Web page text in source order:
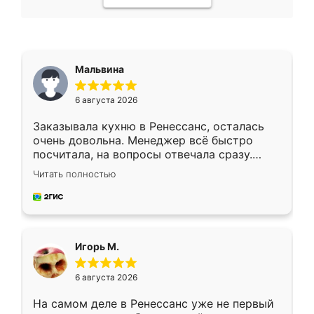
Мальвина
6 августа 2026
Заказывала кухню в Ренессанс, осталась
очень довольна. Менеджер всё быстро
посчитала, на вопросы отвечала сразу.
Замерщик приехал в субботу, подошёл к
делу со всей ответственностью. Собрали
за день, ребята работали аккуратно, даже
Читать полностью
Игорь М.
6 августа 2026
На самом деле в Ренессанс уже не первый